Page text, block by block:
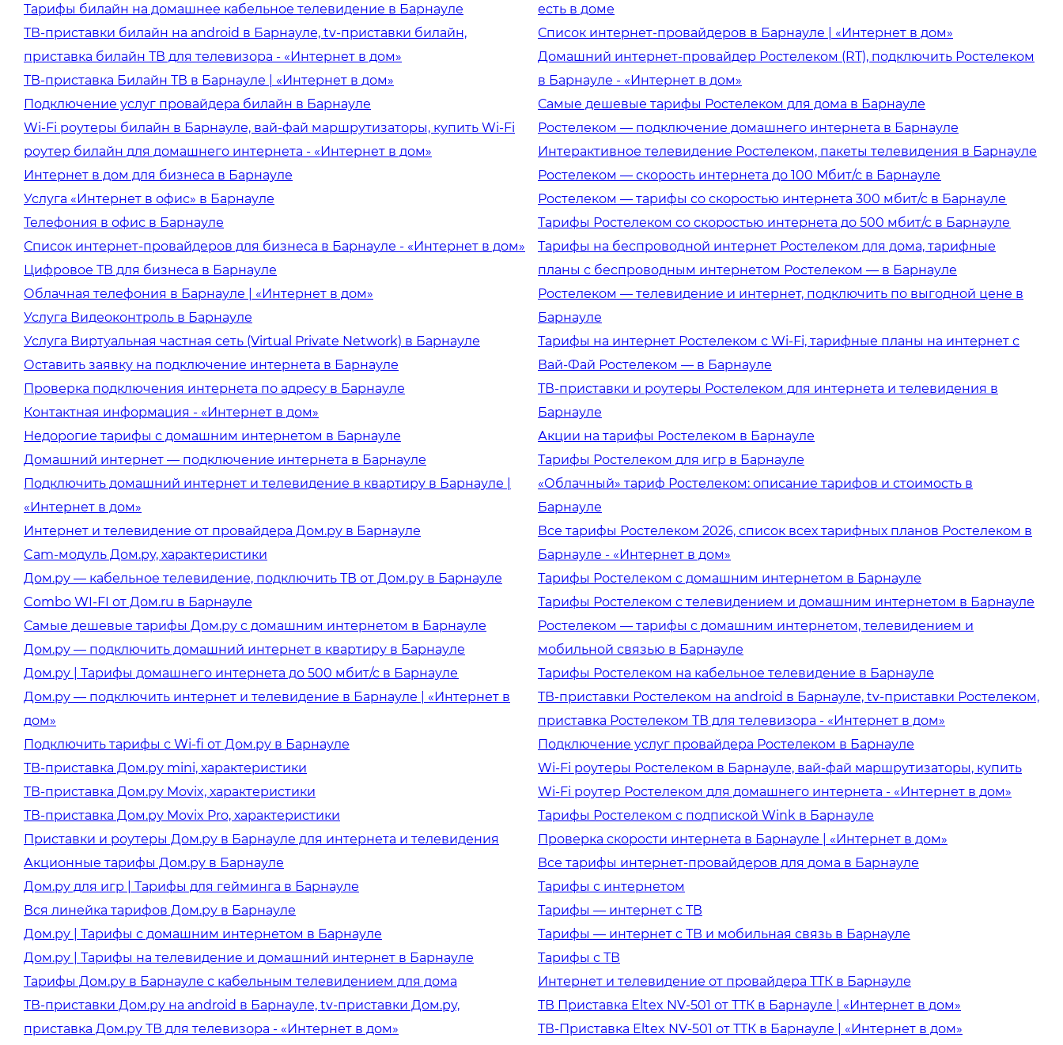
Тарифы билайн на домашнее кабельное телевидение в Барнауле
ТВ-приставки билайн на android в Барнауле, tv-приставки билайн,
приставка билайн ТВ для телевизора - «Интернет в дом»
ТВ-приставка Билайн ТВ в Барнауле | «Интернет в дом»
Подключение услуг провайдера билайн в Барнауле
Wi-Fi роутеры билайн в Барнауле, вай-фай маршрутизаторы, купить Wi-Fi
роутер билайн для домашнего интернета - «Интернет в дом»
Интернет в дом для бизнеса в Барнауле
Услуга «Интернет в офис» в Барнауле
Телефония в офис в Барнауле
Список интернет-провайдеров для бизнеса в Барнауле - «Интернет в дом»
Цифровое ТВ для бизнеса в Барнауле
Облачная телефония в Барнауле | «Интернет в дом»
Услуга Видеоконтроль в Барнауле
Услуга Виртуальная частная сеть (Virtual Private Network) в Барнауле
Оставить заявку на подключение интернета в Барнауле
Проверка подключения интернета по адресу в Барнауле
Контактная информация - «Интернет в дом»
Недорогие тарифы с домашним интернетом в Барнауле
Домашний интернет — подключение интернета в Барнауле
Подключить домашний интернет и телевидение в квартиру в Барнауле |
«Интернет в дом»
Интернет и телевидение от провайдера Дом.ру в Барнауле
Cam-модуль Дом.ру, характеристики
Дом.ру — кабельное телевидение, подключить ТВ от Дом.ру в Барнауле
Combo WI-FI от Дом.ru в Барнауле
Самые дешевые тарифы Дом.ру с домашним интернетом в Барнауле
Дом.ру — подключить домашний интернет в квартиру в Барнауле
Дом.ру | Тарифы домашнего интернета до 500 мбит/с в Барнауле
Дом.ру — подключить интернет и телевидение в Барнауле | «Интернет в
дом»
Подключить тарифы с Wi-fi от Дом.ру в Барнауле
ТВ-приставка Дом.ру mini, характеристики
ТВ-приставка Дом.ру Movix, характеристики
ТВ-приставка Дом.ру Movix Pro, характеристики
Приставки и роутеры Дом.ру в Барнауле для интернета и телевидения
Акционные тарифы Дом.ру в Барнауле
Дом.ру для игр | Тарифы для гейминга в Барнауле
Вся линейка тарифов Дом.ру в Барнауле
Дом.ру | Тарифы с домашним интернетом в Барнауле
Дом.ру | Тарифы на телевидение и домашний интернет в Барнауле
Тарифы Дом.ру в Барнауле с кабельным телевидением для дома
ТВ-приставки Дом.ру на android в Барнауле, tv-приставки Дом.ру,
приставка Дом.ру ТВ для телевизора - «Интернет в дом»
есть в доме
Список интернет-провайдеров в Барнауле | «Интернет в дом»
Домашний интернет-провайдер Ростелеком (RT), подключить Ростелеком
в Барнауле - «Интернет в дом»
Самые дешевые тарифы Ростелеком для дома в Барнауле
Ростелеком — подключение домашнего интернета в Барнауле
Интерактивное телевидение Ростелеком, пакеты телевидения в Барнауле
Ростелеком — скорость интернета до 100 Мбит/с в Барнауле
Ростелеком — тарифы со скоростью интернета 300 мбит/с в Барнауле
Тарифы Ростелеком со скоростью интернета до 500 мбит/с в Барнауле
Тарифы на беспроводной интернет Ростелеком для дома, тарифные
планы с беспроводным интернетом Ростелеком — в Барнауле
Ростелеком — телевидение и интернет, подключить по выгодной цене в
Барнауле
Тарифы на интернет Ростелеком с Wi-Fi, тарифные планы на интернет с
Вай-Фай Ростелеком — в Барнауле
ТВ-приставки и роутеры Ростелеком для интернета и телевидения в
Барнауле
Акции на тарифы Ростелеком в Барнауле
Тарифы Ростелеком для игр в Барнауле
«Облачный» тариф Ростелеком: описание тарифов и стоимость в
Барнауле
Все тарифы Ростелеком 2026, список всех тарифных планов Ростелеком в
Барнауле - «Интернет в дом»
Тарифы Ростелеком с домашним интернетом в Барнауле
Тарифы Ростелеком с телевидением и домашним интернетом в Барнауле
Ростелеком — тарифы с домашним интернетом, телевидением и
мобильной связью в Барнауле
Тарифы Ростелеком на кабельное телевидение в Барнауле
ТВ-приставки Ростелеком на android в Барнауле, tv-приставки Ростелеком,
приставка Ростелеком ТВ для телевизора - «Интернет в дом»
Подключение услуг провайдера Ростелеком в Барнауле
Wi-Fi роутеры Ростелеком в Барнауле, вай-фай маршрутизаторы, купить
Wi-Fi роутер Ростелеком для домашнего интернета - «Интернет в дом»
Тарифы Ростелеком с подпиской Wink в Барнауле
Проверка скорости интернета в Барнауле | «Интернет в дом»
Все тарифы интернет-провайдеров для дома в Барнауле
Тарифы с интернетом
Тарифы — интернет с ТВ
Тарифы — интернет с ТВ и мобильная связь в Барнауле
Тарифы с ТВ
Интернет и телевидение от провайдера ТТК в Барнауле
ТВ Приставка Eltex NV-501 от ТТК в Барнауле | «Интернет в дом»
ТВ-Приставка Eltex NV-501 от ТТК в Барнауле | «Интернет в дом»